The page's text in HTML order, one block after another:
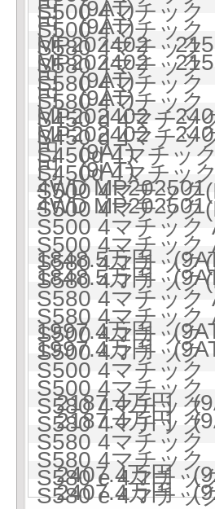
円 (9AT)
円 (9AT)
S500 4マチック
MP202402
S500 4マチック
MP202402
S580 4マチッ
円 (9AT)
S580 4マチッ
円 (9AT)
S580 4マチック
MP202402
S580 4マチック
MP202402
S450 d 4マチッ
円 (9AT)
S450 d 4マチッ
円 (9AT)
S450d 4マチッ
4WD
S450d 4マチッ
4WD
S500 4マチッ
S500 4マチッ
S500 4マチッ
1848.5万円
S500 4マチッ
1848.5万円
S580 4マチッ
S580 4マチッ
S580 4マチッ
1997.4万円
S580 4マチッ
1997.4万円
S500 4マチッ
S500 4マチッ
S500 4マチック
2187.4万円
S500 4マチック
2187.4万円
S580 4マチッ
S580 4マチッ
S580 4マチック
2407.4万円
S580 4マチック
2407.4万円
S580 e 4マチ
S580 e 4マチッ